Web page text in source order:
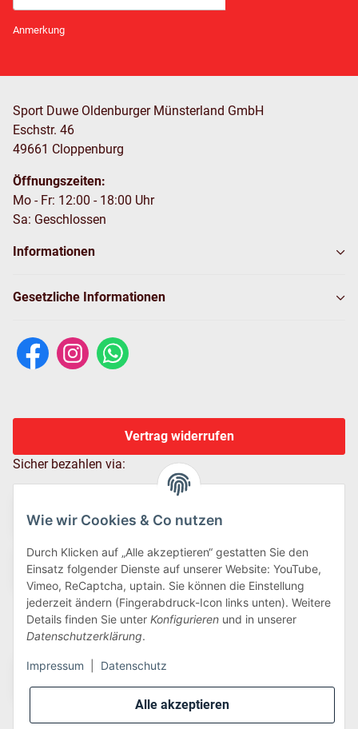
Alle akzeptieren
Wie wir Cookies & Co nutzen
Durch Klicken auf „Alle akzeptieren“ gestatten Sie den
Einsatz folgender Dienste auf unserer Website: YouTube,
Vimeo, ReCaptcha, uptain. Sie können die Einstellung
jederzeit ändern (Fingerabdruck-Icon links unten). Weitere
Details finden Sie unter Konfigurieren und in unserer
Datenschutzerklärung.
Impressum Datenschutz
Anmerkung
Sport Duwe Oldenburger Münsterland GmbH
Eschstr. 46
49661 Cloppenburg
Öffnungszeiten:
Mo - Fr: 12:00 - 18:00 Uhr
Sa: Geschlossen
Informationen
Gesetzliche Informationen
Vertrag widerrufen
Sicher bezahlen via:
Wir versenden via: